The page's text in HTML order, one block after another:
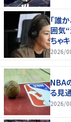
「誰
囲気“
ちゃ
2026/
NBA
る見
2026/